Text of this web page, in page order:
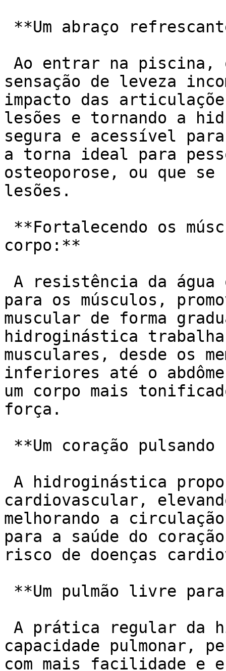
sensação de leveza
impacto das
lesões e tornando a
segura e acessível
a torna ideal para
osteoporose, ou que
lesões.
corpo:**
para os músculos,
muscular de forma
hidroginástica
musculares, desde os
inferiores até o
um corpo mais
força.
cardiovascular,
melhorando a
para a saúde do
risco de doenças
capacidade pulmonar,
com mais facilidade e